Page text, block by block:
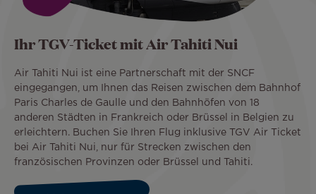
Ihr TGV-Ticket mit Air Tahiti Nui
Air Tahiti Nui ist eine Partnerschaft mit der SNCF
eingegangen, um Ihnen das Reisen zwischen dem Bahnhof
Paris Charles de Gaulle und den Bahnhöfen von 18
anderen Städten in Frankreich oder Brüssel in Belgien zu
erleichtern. Buchen Sie Ihren Flug inklusive TGV Air Ticket
bei Air Tahiti Nui, nur für Strecken zwischen den
französischen Provinzen oder Brüssel und Tahiti.